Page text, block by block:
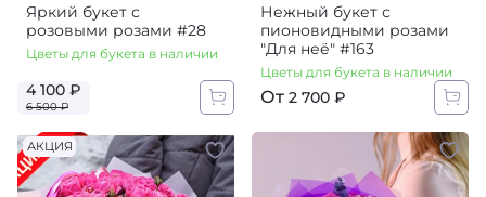
Яркий букет с
розовыми розами #28
Цветы для букета в наличии
4 100 ₽
6 500 ₽
Нежный букет с
пионовидными розами
"Для неё" #163
Цветы для букета в наличии
От 2 700 ₽
АКЦИЯ